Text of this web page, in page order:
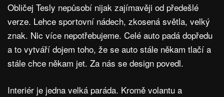
Obličej Tesly nepůsobí nijak zajímavěji od předešlé
verze. Lehce sportovní nádech, zkosená světla, velký
znak. Nic více nepotřebujeme. Celé auto padá dopředu
a to vytváří dojem toho, že se auto stále někam tlačí a
stále chce někam jet. Za nás se design povedl.
Interiér je jedna velká paráda. Kromě volantu a